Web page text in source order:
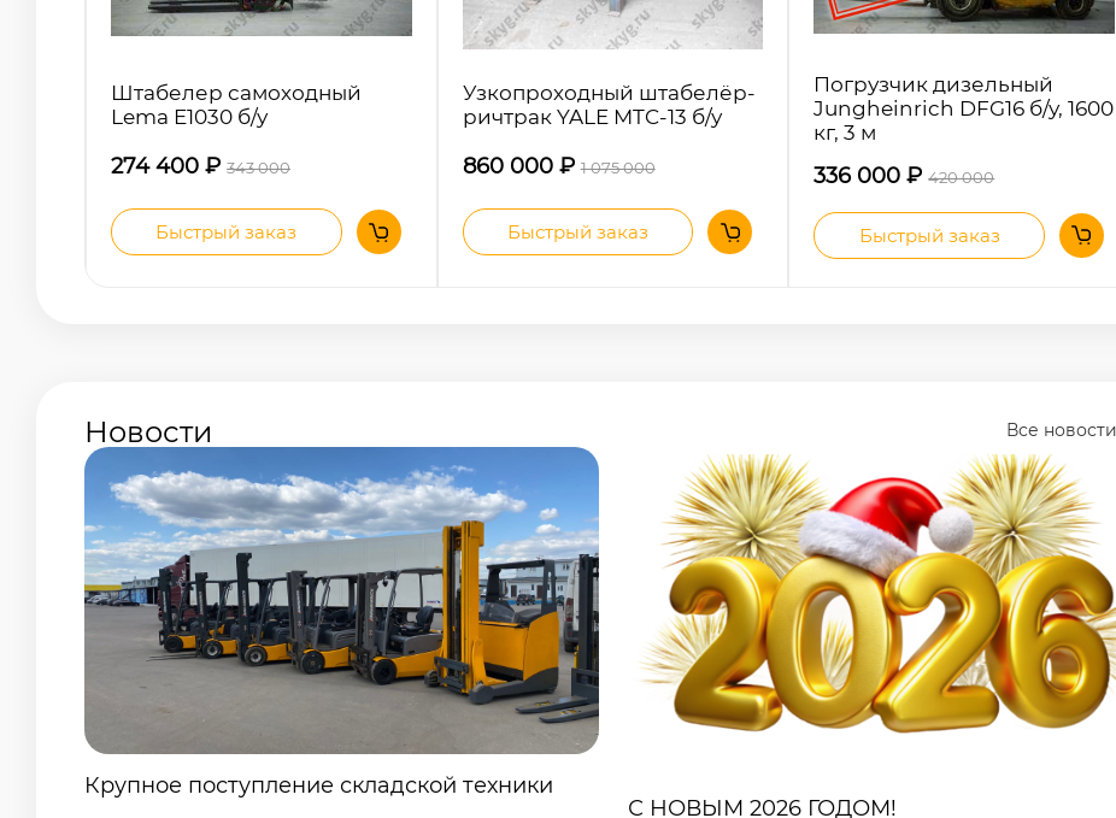
Штабелер самоходный
274 400₽ 343 000
Быстрый заказ
Узкопроходный штабелёр-
ричтрак YALE MTC-13 б/у
860 000₽ 1 075 000
Быстрый заказ
Погрузчик дизельный
Jungheinrich DFG16 б/у, 1600
336 000₽ 420 000
Быстрый заказ
Крупное поступление складской техники
К нам склад поступило большое количество
вилочных погрузчиков, штабелеров, самоходных
С НОВЫМ 2026 ГОДОМ!
Дорогие клиенты, поздравляем Вас с Новым Годом!